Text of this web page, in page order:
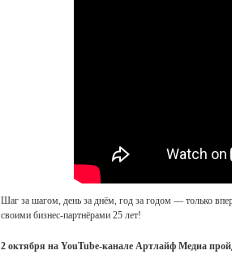
Шаг за шагом, день за днём, год за годом — только
своими бизнес-партнёрами 25 лет!
2 октября на YouTube-канале Артлайф Медиа